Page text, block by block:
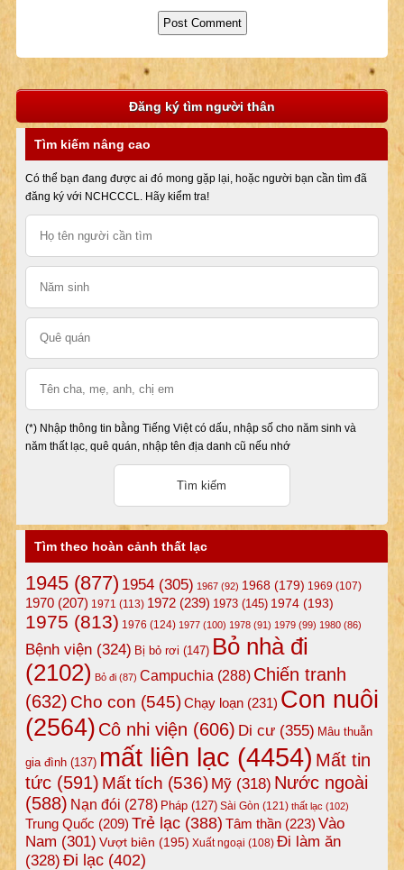
Đăng ký tìm người thân
Tìm kiếm nâng cao
Có thể bạn đang được ai đó mong gặp lại, hoặc người bạn cần tìm đã
đăng ký với NCHCCCL. Hãy kiểm tra!
(*) Nhập thông tin bằng Tiếng Việt có dấu, nhập số cho năm sinh và
năm thất lạc, quê quán, nhập tên địa danh cũ nếu nhớ
Tìm theo hoàn cảnh thất lạc
1945(877) 1954(305) 1967(92) 1968(179) 1969 (107)
1970(207) 1971 (113) 1972(239) 1973(145) 1974(193)
1975 (813) 1976 (124) 1977(100) 1978(91) 1979(99) 1980(86)
Bệnh viện(324) Bị bỏ rơi (147) Bỏ nhà đi
(2102) Bỏ đi(87) Campuchia (288) Chiến tranh
(632) Cho con (545)Chạy loạn(231) Con nuôi
(2564) Cô nhi viện (606) Di cư(355) Mâu thuẫn
gia đình(137) mất liên lạc (4454) Mất tin
tức(591) Mất tích (536) Mỹ(318) Nước ngoài
(588) Nạn đói (278) Pháp(127) Sài Gòn (121) thất lạc (102)
Trung Quốc (209) Trẻ lạc(388) Tâm thần(223) Vào
Nam (301) Vượt biên (195) Xuất ngoại (108) Đi làm ăn
(328) Đi lạc(402)